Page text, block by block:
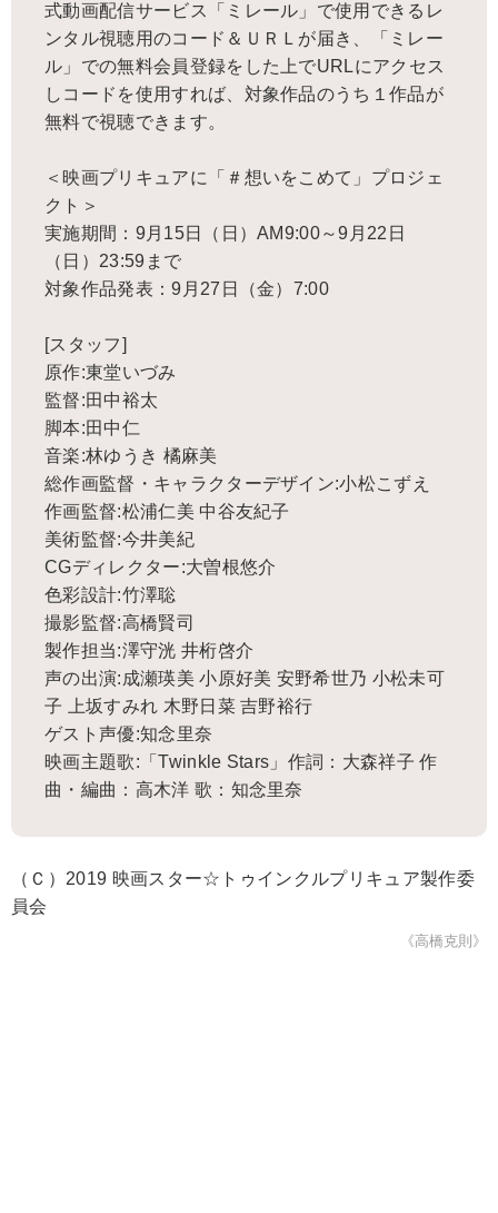
式動画配信サービス「ミレール」で使用できるレ
ンタル視聴用のコード＆ＵＲＬが届き、「ミレー
ル」での無料会員登録をした上でURLにアクセス
しコードを使用すれば、対象作品のうち１作品が
無料で視聴できます。
＜映画プリキュアに「＃想いをこめて」プロジェ
クト＞
実施期間：9月15日（日）AM9:00～9月22日
（日）23:59まで
対象作品発表：9月27日（金）7:00
[スタッフ]
原作:東堂いづみ
監督:田中裕太
脚本:田中仁
音楽:林ゆうき 橘麻美
総作画監督・キャラクターデザイン:小松こずえ
作画監督:松浦仁美 中谷友紀子
美術監督:今井美紀
CGディレクター:大曽根悠介
色彩設計:竹澤聡
撮影監督:高橋賢司
製作担当:澤守洸 井桁啓介
声の出演:成瀬瑛美 小原好美 安野希世乃 小松未可
子 上坂すみれ 木野日菜 吉野裕行
ゲスト声優:知念里奈
映画主題歌:「Twinkle Stars」作詞：大森祥子 作
曲・編曲：高木洋 歌：知念里奈
（Ｃ）2019 映画スター☆トゥインクルプリキュア製作委
員会
《高橋克則》